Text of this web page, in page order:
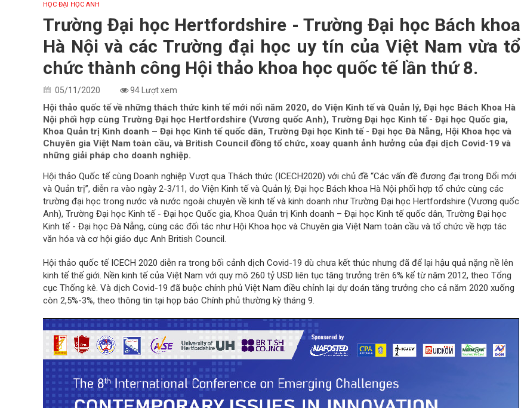
HỌC ĐẠI HỌC ANH
Trường Đại học Hertfordshire - Trường Đại học Bách khoa
Hà Nội và các Trường đại học uy tín của Việt Nam vừa tổ
chức thành công Hội thảo khoa học quốc tế lần thứ 8.
05/11/2020 94 Lượt xem
Hội thảo quốc tế về những thách thức kinh tế mới nổi năm 2020, do Viện Kinh tế và Quản lý, Đại học Bách Khoa Hà
Nội phối hợp cùng Trường Đại học Hertfordshire (Vương quốc Anh), Trường Đại học Kinh tế - Đại học Quốc gia,
Khoa Quản trị Kinh doanh – Đại học Kinh tế quốc dân, Trường Đại học Kinh tế - Đại học Đà Nẵng, Hội Khoa học và
Chuyên gia Việt Nam toàn cầu, và British Council đồng tổ chức, xoay quanh ảnh hưởng của đại dịch Covid-19 và
những giải pháp cho doanh nghiệp.
Hội thảo Quốc tế cùng Doanh nghiệp Vượt qua Thách thức (ICECH2020) với chủ đề “Các vấn đề đương đại trong Đổi mới
và Quản trị”, diễn ra vào ngày 2-3/11, do Viện Kinh tế và Quản lý, Đại học Bách khoa Hà Nội phối hợp tổ chức cùng các
trường đại học trong nước và nước ngoài chuyên về kinh tế và kinh doanh như Trường Đại học Hertfordshire (Vương quốc
Anh), Trường Đại học Kinh tế - Đại học Quốc gia, Khoa Quản trị Kinh doanh – Đại học Kinh tế quốc dân, Trường Đại học
Kinh tế - Đại học Đà Nẵng, cùng các đối tác như Hội Khoa học và Chuyên gia Việt Nam toàn cầu và tổ chức về hợp tác
văn hóa và cơ hội giáo dục Anh British Council.
Hội thảo quốc tế ICECH 2020 diễn ra trong bối cảnh dịch Covid-19 dù chưa kết thúc nhưng đã để lại hậu quả nặng nề lên
kinh tế thế giới. Nền kinh tế của Việt Nam với quy mô 260 tỷ USD liên tục tăng trưởng trên 6% kể từ năm 2012, theo Tổng
cục Thống kê. Và dịch Covid-19 đã buộc chính phủ Việt Nam điều chỉnh lại dự doán tăng trưởng cho cả năm 2020 xuống
còn 2,5%-3%, theo thông tin tại họp báo Chính phủ thường kỳ tháng 9.